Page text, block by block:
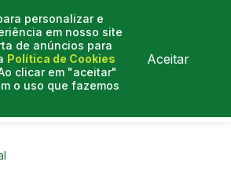
personalizar e
em nosso site
de anúncios para
Política de Cookies
clicar em "aceitar"
o uso que fazemos
Aceitar